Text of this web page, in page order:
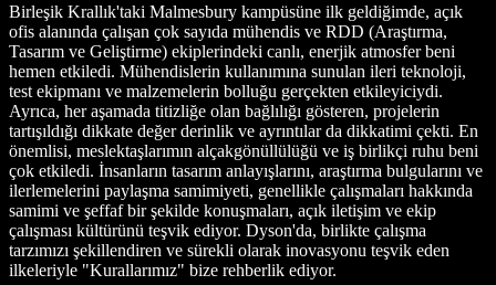
Birleşik Krallık'taki Malmesbury kampüsüne ilk geldiğimde, açık
ofis alanında çalışan çok sayıda mühendis ve RDD (Araştırma,
Tasarım ve Geliştirme) ekiplerindeki canlı, enerjik atmosfer beni
hemen etkiledi. Mühendislerin kullanımına sunulan ileri teknoloji,
test ekipmanı ve malzemelerin bolluğu gerçekten etkileyiciydi.
Ayrıca, her aşamada titizliğe olan bağlılığı gösteren, projelerin
tartışıldığı dikkate değer derinlik ve ayrıntılar da dikkatimi çekti. En
önemlisi, meslektaşlarımın alçakgönüllülüğü ve iş birlikçi ruhu beni
çok etkiledi. İnsanların tasarım anlayışlarını, araştırma bulgularını ve
ilerlemelerini paylaşma samimiyeti, genellikle çalışmaları hakkında
samimi ve şeffaf bir şekilde konuşmaları, açık iletişim ve ekip
çalışması kültürünü teşvik ediyor. Dyson'da, birlikte çalışma
tarzımızı şekillendiren ve sürekli olarak inovasyonu teşvik eden
ilkeleriyle "Kurallarımız" bize rehberlik ediyor.